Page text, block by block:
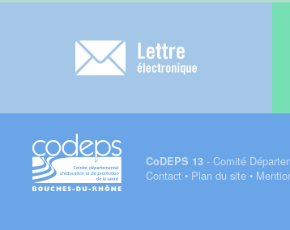
CoDEPS 13 - Comité
Contact • Plan du site •